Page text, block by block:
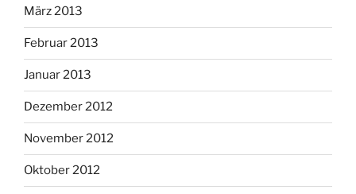
März 2013
Februar 2013
Januar 2013
Dezember 2012
November 2012
Oktober 2012